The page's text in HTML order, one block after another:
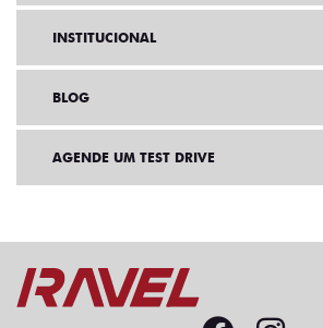
INSTITUCIONAL
BLOG
AGENDE UM TEST DRIVE